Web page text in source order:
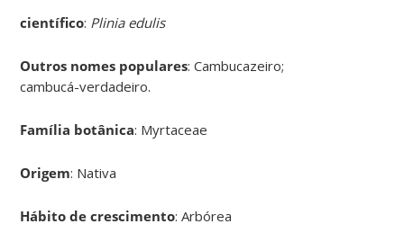
científico: Plinia edulis
Outros nomes populares: Cambucazeiro;
cambucá-verdadeiro.
Família botânica: Myrtaceae
Origem: Nativa
Hábito de crescimento: Arbórea